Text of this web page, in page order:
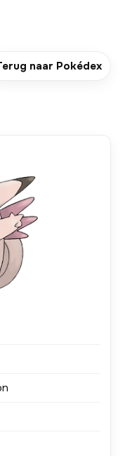
naar Pokédex